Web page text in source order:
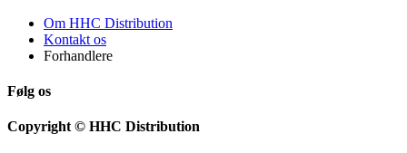
Om HHC Distribution
Kontakt os
Forhandlere
Følg os
Copyright © HHC Distribution